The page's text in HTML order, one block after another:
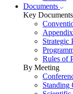
Documents
Key Documents
Strategic
Rules of
By Meeting
Standing